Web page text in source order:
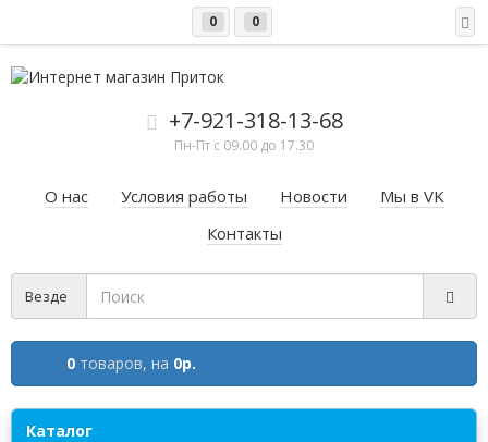
0 0
+7-921-318-13-68
Пн-Пт c 09.00 до 17.30
О нас Условия работы Новости
Мы в VK
Контакты
Везде
0 товаров, на 0р.
Каталог